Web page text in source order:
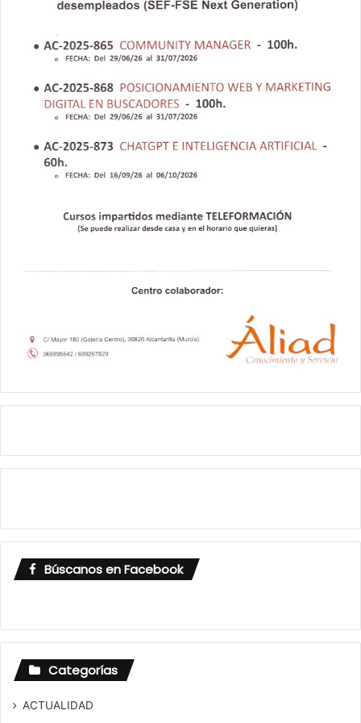
Búscanos en Facebook
Categorías
ACTUALIDAD